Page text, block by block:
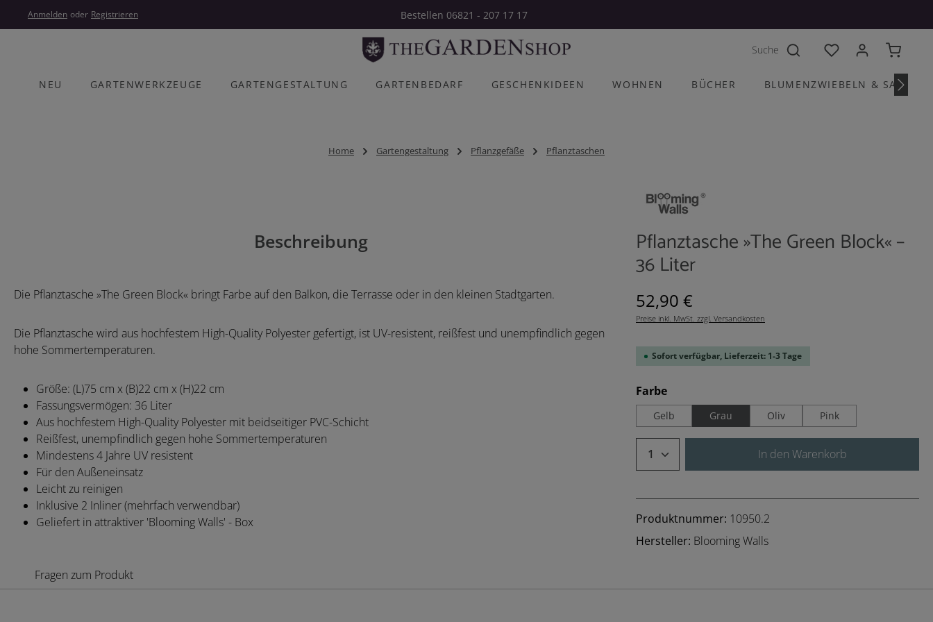
Hauptinhalt springen
Zur Hauptnavigation springen
Anmelden oder Registrieren Bestellen 06821 - 207 17 17
Du hast 0 Produkte
NEU GARTENWERKZEUGE GARTENGESTALTUNG GARTENBEDARF GESCHENKIDEEN WOHNEN BÜCHER BLUMENZWIEBELN &
Home Gartengestaltung Pflanzgefäße Pflanztaschen
Pflanztasche »The Green Block« –
36 Liter
Regulärer Preis:
52,90 €
Preise inkl. MwSt. zzgl. Versandkosten
Sofort verfügbar, Lieferzeit: 1-3 Tage
Farbeauswählen
Gelb Grau Oliv Pink
Produkt Anzahl: Gib den
In den Warenkorb
Produktnummer: 10950.2
Hersteller: Blooming Walls
Beschreibung
Die Pflanztasche »The Green Block« bringt Farbe auf den Balkon, die Terrasse oder in den kleinen Stadtgarten.
Die Pflanztasche wird aus hochfestem High-Quality Polyester gefertigt, ist UV-resistent, reißfest und unempfindlich gegen
hohe Sommertemperaturen.
Größe: (L)75 cm x (B)22 cm x (H)22 cm
Fassungsvermögen: 36 Liter
Aus hochfestem High-Quality Polyester mit beidseitiger PVC-Schicht
Reißfest, unempfindlich gegen hohe Sommertemperaturen
Mindestens 4 Jahre UV resistent
Für den Außeneinsatz
Leicht zu reinigen
Inklusive 2 Inliner (mehrfach verwendbar)
Geliefert in attraktiver 'Blooming Walls' - Box
Fragen zum Produkt